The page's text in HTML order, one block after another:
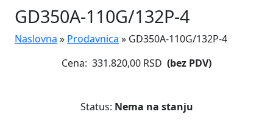
GD350A-110G/132P-4
Naslovna » Prodavnica » GD350A-110G/132P-4
Cena: 331.820,00 RSD (bez PDV)
Status: Nema na stanju